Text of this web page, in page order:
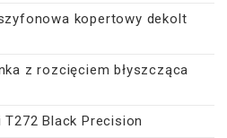
kopertowy dekolt
z rozcięciem błyszcząca
Black Precision